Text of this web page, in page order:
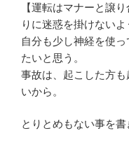
【運転はマナーと譲
りに迷惑を掛けないよ
自分も少し神経を使
たいと思う。
事故は、起こした方
いから。
とりとめもない事を書